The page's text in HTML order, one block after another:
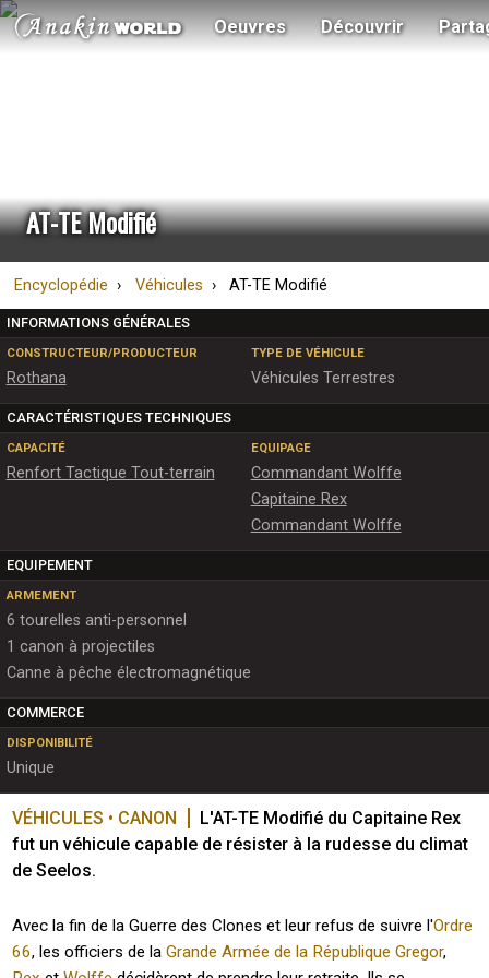
Oeuvres Découvrir
AT-TE Modifié
Encyclopédie Véhicules AT-TE Modifié
INFORMATIONS GÉNÉRALES
CONSTRUCTEUR/PRODUCTEUR
Rothana
TYPE DE VÉHICULE
Véhicules Terrestres
CARACTÉRISTIQUES TECHNIQUES
CAPACITÉ
Renfort Tactique Tout-terrain
EQUIPAGE
Commandant Wolffe
Capitaine Rex
Commandant Wolffe
EQUIPEMENT
ARMEMENT
6 tourelles anti-personnel
1 canon à projectiles
Canne à pêche électromagnétique
COMMERCE
DISPONIBILITÉ
Unique
VÉHICULES • CANON
L'AT-TE Modifié du Capitaine Rex
fut un véhicule capable de résister à la rudesse du climat
de Seelos.
Avec la fin de la Guerre des Clones et leur refus de suivre l'Ordre
66, les officiers de laGrande Armée de la République Gregor,